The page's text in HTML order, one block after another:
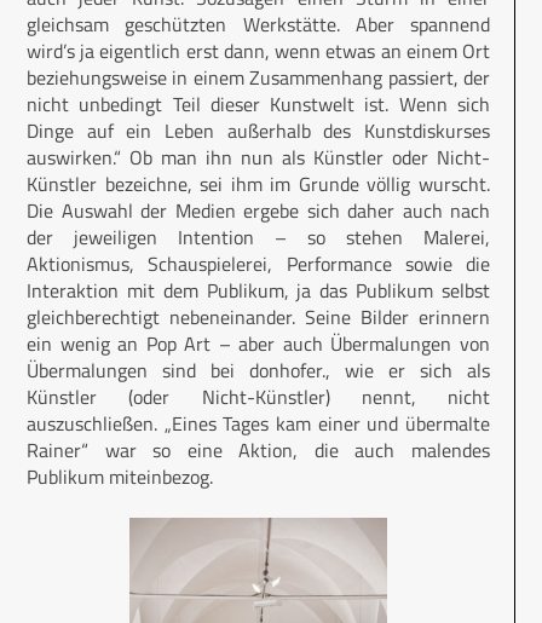
gleichsam geschützten Werkstätte. Aber spannend
wird’s ja eigentlich erst dann, wenn etwas an einem Ort
beziehungsweise in einem Zusammenhang passiert, der
nicht unbedingt Teil dieser Kunstwelt ist. Wenn sich
Dinge auf ein Leben außerhalb des Kunstdiskurses
auswirken.“ Ob man ihn nun als Künstler oder Nicht-
Künstler bezeichne, sei ihm im Grunde völlig wurscht.
Die Auswahl der Medien ergebe sich daher auch nach
der jeweiligen Intention – so stehen Malerei,
Aktionismus, Schauspielerei, Performance sowie die
Interaktion mit dem Publikum, ja das Publikum selbst
gleichberechtigt nebeneinander. Seine Bilder erinnern
ein wenig an Pop Art – aber auch Übermalungen von
Übermalungen sind bei donhofer., wie er sich als
Künstler (oder Nicht-Künstler) nennt, nicht
auszuschließen. „Eines Tages kam einer und übermalte
Rainer“ war so eine Aktion, die auch malendes
Publikum miteinbezog.